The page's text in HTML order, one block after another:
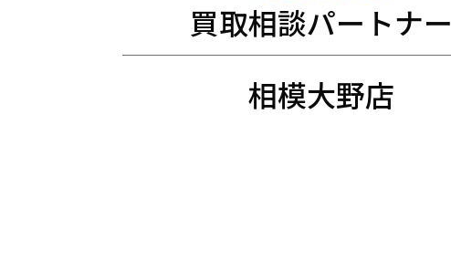
相模大野店
買取相談パートナー